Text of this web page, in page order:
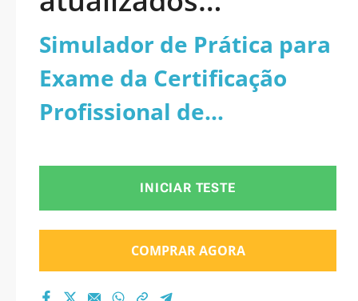
Simulador de Prática
para Exame da
Certificação
Profissional de
Lubrificantes e
Lubrificação
Industrial 2026 PDF
Simulador de Prática para
Exame da Certificação
Profissional de
Lubrificação Industrial -
PDF
INICIAR TESTE
COMPRAR AGORA